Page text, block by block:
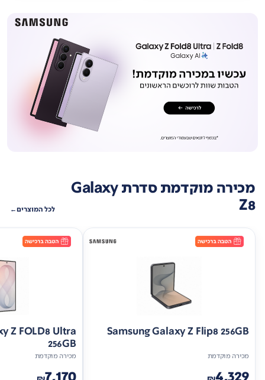
מכירה מוקדמת סדרת Galaxy
Z8 לכל המוצרים
Samsung Galaxy Z Flip8 256GB
מכירה מוקדמת
Z FOLD8 Ultra
256GB
מכירה מוקדמת